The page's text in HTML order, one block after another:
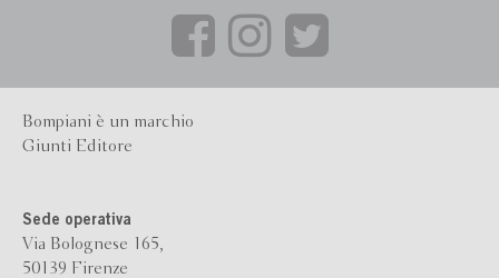
Bompiani è un marchio
Giunti Editore
Sede operativa
Via Bolognese 165,
50139 Firenze